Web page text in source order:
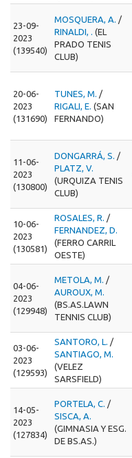
23-09-
2023
(139540)
MOSQUERA, A. /
RINALDI, . (EL
PRADO TENIS
CLUB)
20-06-
2023
(131690)
TUNES, M. /
RIGALI, E. (SAN
FERNANDO)
11-06-
2023
(130800)
DONGARRÁ, S. /
PLATZ, V.
(URQUIZA TENIS
CLUB)
10-06-
2023
(130581)
ROSALES, R. /
FERNANDEZ, D.
(FERRO CARRIL
OESTE)
04-06-
2023
(129948)
METOLA, M. /
AUROUX, M.
(BS.AS.LAWN
TENNIS CLUB)
03-06-
2023
(129593)
SANTORO, L. /
SANTIAGO, M.
(VELEZ
SARSFIELD)
14-05-
2023
(127834)
PORTELA, C. /
SISCA, A.
(GIMNASIA Y ESG.
DE BS.AS.)